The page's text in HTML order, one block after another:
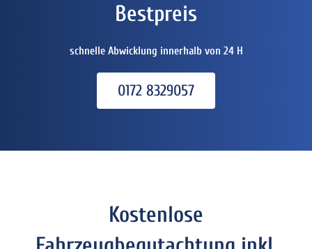
Bestpreis
schnelle Abwicklung innerhalb von 24 H
0172 8329057
Kostenlose